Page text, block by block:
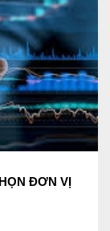
ĐƠN VỊ